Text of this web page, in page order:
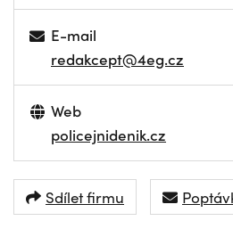
E-mail
redakcept@4eg.cz
Web
policejnidenik.cz
Sdílet firmu